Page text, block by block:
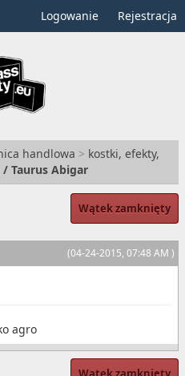
Logowanie Rejestracja
handlowa > kostki, efekty,
Taurus Abigar
Wątek zamknięty
(04-24-2015, 07:48 AM )
agro